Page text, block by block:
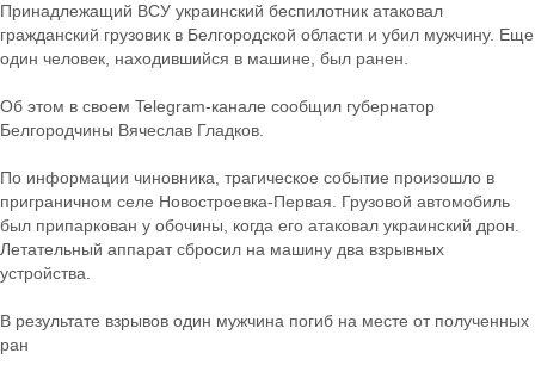
Принадлежащий ВСУ украинский беспилотник атаковал
гражданский грузовик в Белгородской области и убил мужчину. Еще
один человек, находившийся в машине, был ранен.
Об этом в своем Telegram-канале сообщил губернатор
Белгородчины Вячеслав Гладков.
По информации чиновника, трагическое событие произошло в
приграничном селе Новостроевка-Первая. Грузовой автомобиль
был припаркован у обочины, когда его атаковал украинский дрон.
Летательный аппарат сбросил на машину два взрывных
устройства.
В результате взрывов один мужчина погиб на месте от полученных
ран